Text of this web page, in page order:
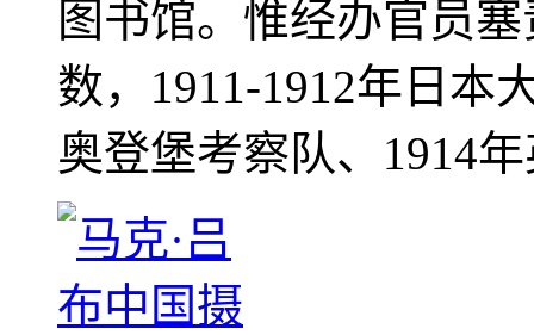
图书馆。惟经办官员
数，1911-1912年日本
奥登堡考察队、1914